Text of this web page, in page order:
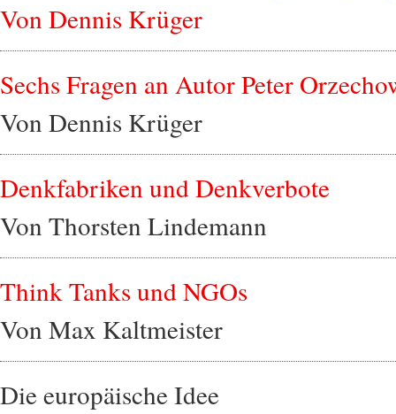
Von Dennis Krüger
Sechs Fragen an Autor Peter
Von Dennis Krüger
Denkfabriken und Denkverbote
Von Thorsten Lindemann
Think Tanks und NGOs
Von Max Kaltmeister
Die europäische Idee